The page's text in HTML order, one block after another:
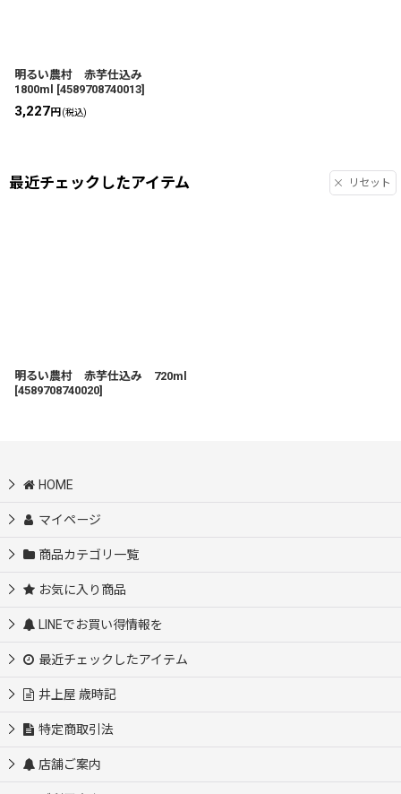
明るい農村 赤芋仕込み
1800ml
[4589708740013]
3,227円 (税込)
最近チェックしたアイテム リセット
明るい農村 赤芋仕込み 720ml
[4589708740020]
HOME
マイページ
商品カテゴリ一覧
お気に入り商品
LINEでお買い得情報を
最近チェックしたアイテム
井上屋 歳時記
特定商取引法
店舗ご案内